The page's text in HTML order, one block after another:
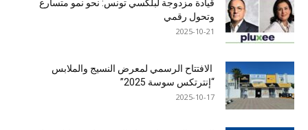
قيادة مزدوجة لبلكسي تونس: نحو نمو متسارع
وتحول رقمي
2025-10-21
الافتتاح الرسمي لمعرض النسيج والملابس
“إنترتكس سوسة 2025”
2025-10-17